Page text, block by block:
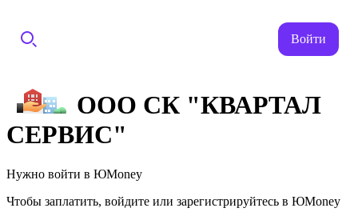
Войти
ООО СК "КВАРТАЛ
СЕРВИС"
Нужно войти в ЮMoney
Чтобы заплатить, войдите или зарегистрируйтесь в ЮMoney